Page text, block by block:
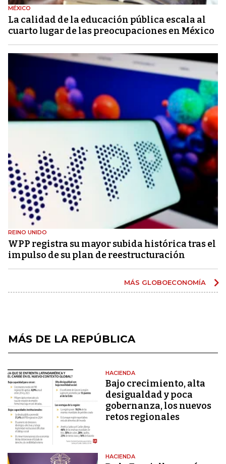
MÉXICO
La calidad de la educación pública escala al
cuarto lugar de las preocupaciones en México
REINO UNIDO
WPP registra su mayor subida histórica tras el
impulso de su plan de reestructuración
MÁS GLOBOECONOMÍA
MÁS DE LA REPÚBLICA
HACIENDA
Bajo crecimiento, alta
desigualdad y poca
gobernanza, los nuevos
retos regionales
HACIENDA